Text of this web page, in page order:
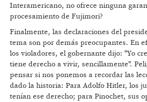
Interamericano, no ofrece ninguna
procesamiento de Fujimori?
Finalmente, las declaraciones del
tema son por demás preocupantes. En
los violadores, el gobernante dijo: "Yo
tiene derecho a vivir, sencillamente".
pensar si nos ponemos a recordar las
dado la historia: Para Adolfo Hitler, los
tenían ese derecho; para Pinochet, sus